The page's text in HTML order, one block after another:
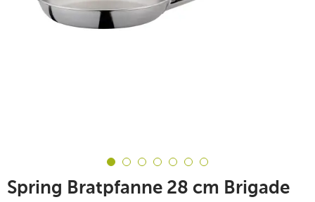
Spring Bratpfanne 28 cm Brigade